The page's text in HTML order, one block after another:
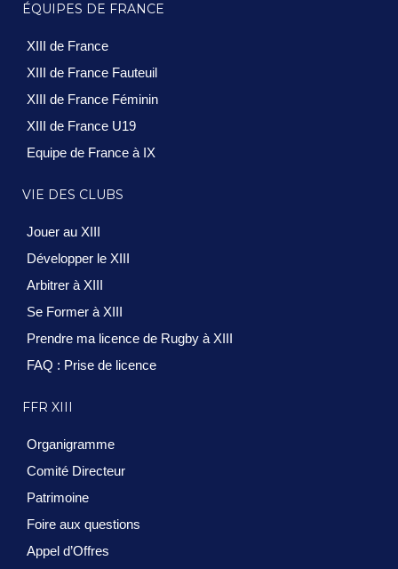
ÉQUIPES DE FRANCE
XIII de France
XIII de France Fauteuil
XIII de France Féminin
XIII de France U19
Equipe de France à IX
VIE DES CLUBS
Jouer au XIII
Développer le XIII
Arbitrer à XIII
Se Former à XIII
Prendre ma licence de Rugby à XIII
FAQ : Prise de licence
FFR XIII
Organigramme
Comité Directeur
Patrimoine
Foire aux questions
Appel d’Offres